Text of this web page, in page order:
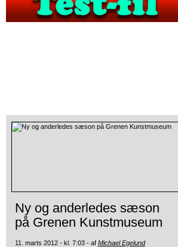
Ny og anderledes sæson
på Grenen Kunstmuseum
11. marts 2012 - kl. 7:03 - af Michael Egelund